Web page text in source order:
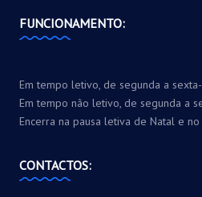
FUNCIONAMENTO:
Em tempo letivo, de segunda a
Em tempo não letivo, de segunda a
Encerra na pausa letiva de Natal e
CONTACTOS: